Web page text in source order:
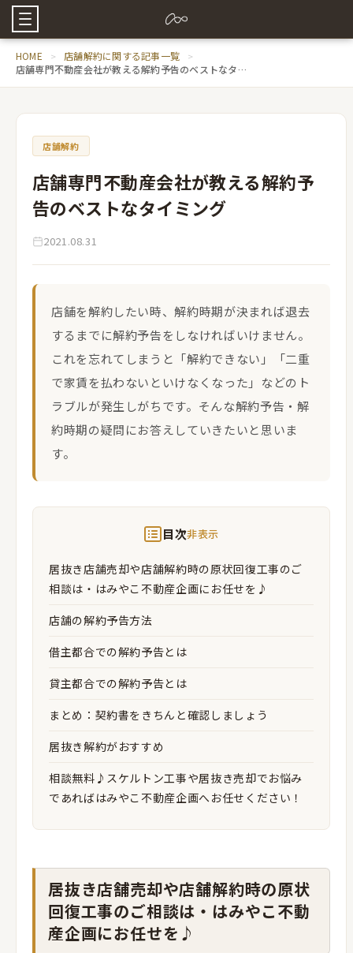
HOME
店舗解約に関する記事一覧
店舗専門不動産会社が教える解約予告のベストなタイミング
店舗解約
店舗専門不動産会社が教える解約予
告のベストなタイミング
2021.08.31
店舗を解約したい時、解約時期が決まれば退去
するまでに解約予告をしなければいけません。
これを忘れてしまうと「解約できない」「二重
で家賃を払わないといけなくなった」などのト
ラブルが発生しがちです。そんな解約予告・解
約時期の疑問にお答えしていきたいと思いま
す。
目次非表示
居抜き店舗売却や店舗解約時の原状回復工事のご
相談は・はみやこ不動産企画にお任せを♪
店舗の解約予告方法
借主都合での解約予告とは
貸主都合での解約予告とは
まとめ：契約書をきちんと確認しましょう
居抜き解約がおすすめ
相談無料♪スケルトン工事や居抜き売却でお悩み
であればはみやこ不動産企画へお任せください！
居抜き店舗売却や店舗解約時の原状
回復工事のご相談は・はみやこ不動
産企画にお任せを♪